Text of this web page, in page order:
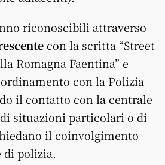
riconoscibili attraverso
con la scritta “Street
Romagna Faentina” e
con la Polizia
il contatto con la centrale
situazioni particolari o di
il coinvolgimento
di polizia.